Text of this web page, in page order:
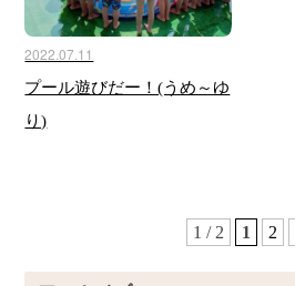
2022.07.11
プール遊びだー！(うめ～ゆ
り)
1 / 2 1 2